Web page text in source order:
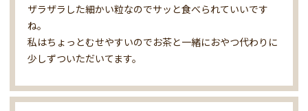
ザラザラした細かい粒なのでサッと食べられていいです
ね。
私はちょっとむせやすいのでお茶と一緒におやつ代わりに
少しずついただいてます。